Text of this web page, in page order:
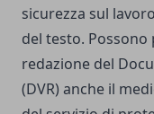
sicurezza sul
del testo.
redazione del
(DVR) anche il